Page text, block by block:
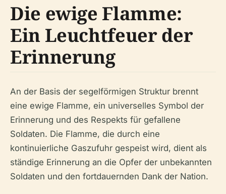
Die ewige Flamme:
Ein Leuchtfeuer der
Erinnerung
An der Basis der segelförmigen Struktur brennt
eine ewige Flamme, ein universelles Symbol der
Erinnerung und des Respekts für gefallene
Soldaten. Die Flamme, die durch eine
kontinuierliche Gaszufuhr gespeist wird, dient als
ständige Erinnerung an die Opfer der unbekannten
Soldaten und den fortdauernden Dank der Nation.